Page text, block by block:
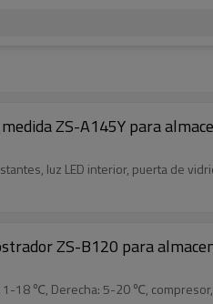
ZS-A145Y para
luz LED interior, puerta de
ZS-B120 para
18 ℃, Derecha: 5-20 ℃,